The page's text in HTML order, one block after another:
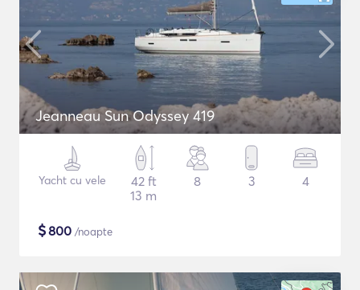
Jeanneau Sun Odyssey 419
Yacht cu vele
42 ft
13 m
8 3 4
$800 /noapte